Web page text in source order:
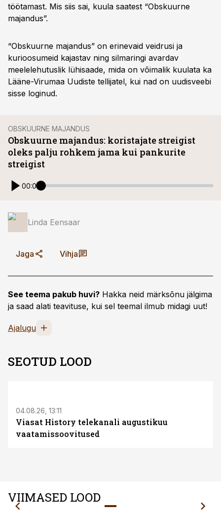
töötamast. Mis siis sai, kuula saatest “Obskuurne
majandus”.
“Obskuurne majandus” on erinevaid veidrusi ja
kurioosumeid kajastav ning silmaringi avardav
meelelehutuslik lühisaade, mida on võimalik kuulata ka
Lääne-Virumaa Uudiste tellijatel, kui nad on uudisveebi
sisse loginud.
OBSKUURNE MAJANDUS
Obskuurne majandus: koristajate streigist
oleks palju rohkem jama kui pankurite
streigist
00:00
Linda Eensaar
Jaga Vihja
See teema pakub huvi? Hakka neid märksõnu jälgima
ja saad alati teavituse, kui sel teemal ilmub midagi uut!
Ajalugu
SEOTUD LOOD
04.08.26, 13:11
Viasat History telekanali augustikuu
vaatamissoovitused
VIIMASED LOOD